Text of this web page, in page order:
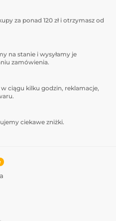
za ponad 120 zł i otrzymasz od
na stanie i wysyłamy je
zamówienia.
ciągu kilku godzin, reklamacje,
ciekawe zniżki.